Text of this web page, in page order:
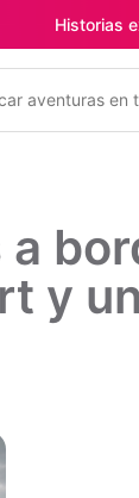
Historias
y